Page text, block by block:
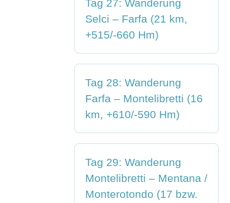
Tag 27: Wanderung
Selci – Farfa (21 km,
+515/-660 Hm)
Tag 28: Wanderung
Farfa – Montelibretti (16
km, +610/-590 Hm)
Tag 29: Wanderung
Montelibretti – Mentana /
Monterotondo (17 bzw.